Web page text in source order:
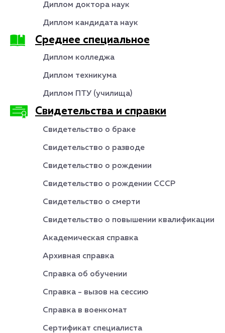
Диплом доктора наук
Диплом кандидата наук
Среднее специальное
Диплом колледжа
Диплом техникума
Диплом ПТУ (училища)
Свидетельства и справки
Свидетельство о браке
Свидетельство о разводе
Свидетельство о рождении
Свидетельство о рождении СССР
Свидетельство о смерти
Свидетельство о повышении квалификации
Академическая справка
Архивная справка
Справка об обучении
Справка - вызов на сессию
Справка в военкомат
Сертификат специалиста